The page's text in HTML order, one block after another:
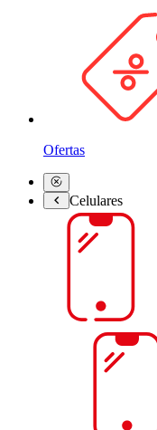
Ofertas
Celulares